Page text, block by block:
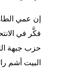
إن عمي
حزب جبهة